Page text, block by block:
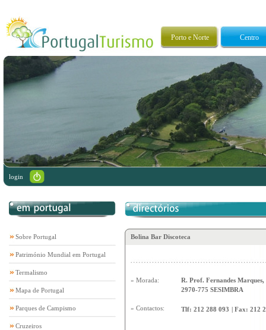
Porto e Norte Centro
login
Sobre Portugal
Património Mundial em Portugal
Termalismo
Mapa de Portugal
Parques de Campismo
Cruzeiros
Bolina Bar Discoteca
» Morada:
R. Prof. Fernandes Marques,
2970-775 SESIMBRA
» Contactos: Tlf: 212 288 093 | Fax: 212